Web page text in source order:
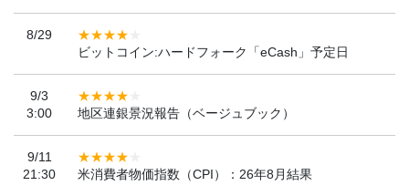
8/29
ビットコイン:ハードフォーク「eCash」予定日
9/3
3:00
地区連銀景況報告（ベージュブック）
9/11
21:30
米消費者物価指数（CPI）：26年8月結果